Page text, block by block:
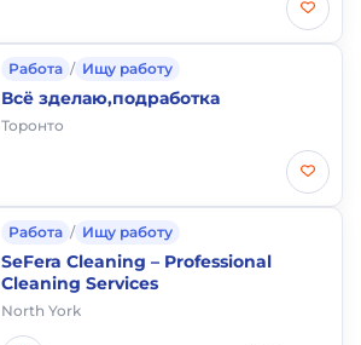
Работа / Ищу работу
Всё зделаю,подработка
Торонто
Работа / Ищу работу
SeFera Cleaning – Professional
Cleaning Services
North York